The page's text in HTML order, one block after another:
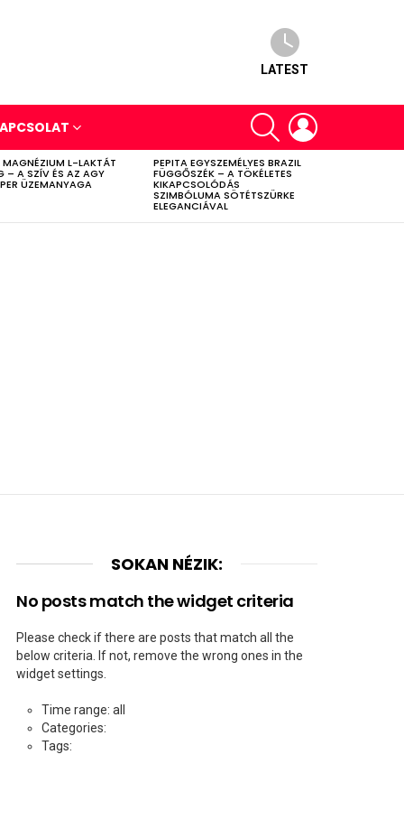
LATEST
SEARCH
MAGNÉZIUM L-LAKTÁT
– A SZÍV ÉS AZ AGY
ÜZEMANYAGA
PEPITA EGYSZEMÉLYES BRAZIL
FÜGGŐSZÉK – A TÖKÉLETES
KIKAPCSOLÓDÁS
SZIMBÓLUMA SÖTÉTSZÜRKE
ELEGANCIÁVAL
SOKAN NÉZIK:
No posts match the widget criteria
Please check if there are posts that match all the
below criteria. If not, remove the wrong ones in the
widget settings.
Time range: all
Categories:
Tags: